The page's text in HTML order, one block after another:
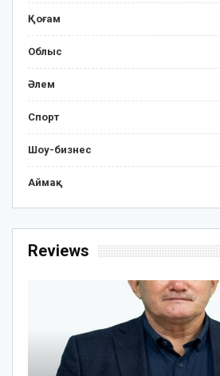
Қоғам
Облыс
Әлем
Спорт
Шоу-бизнес
Аймақ
Reviews